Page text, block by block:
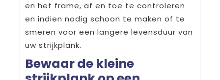
en het frame, af en toe te controleren
en indien nodig schoon te maken of te
smeren voor een langere levensduur van
uw strijkplank.
Bewaar de kleine